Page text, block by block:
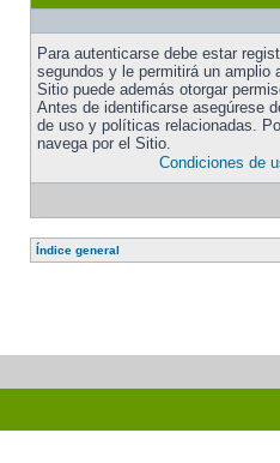
Para autenticarse debe estar
segundos y le permitirá un
Sitio puede además otorgar
Antes de identificarse asegúrese
de uso y políticas relacionadas.
navega por el Sitio.
Condiciones de
Índice general